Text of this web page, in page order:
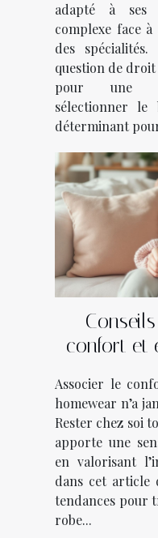
adapté à ses
complexe face
des
question de
pour une
sélectionner le
déterminant
confort et
Associer le
homewear n’a
Rester chez soi
apporte une
en valorisant
dans cet article
tendances pour
robe...